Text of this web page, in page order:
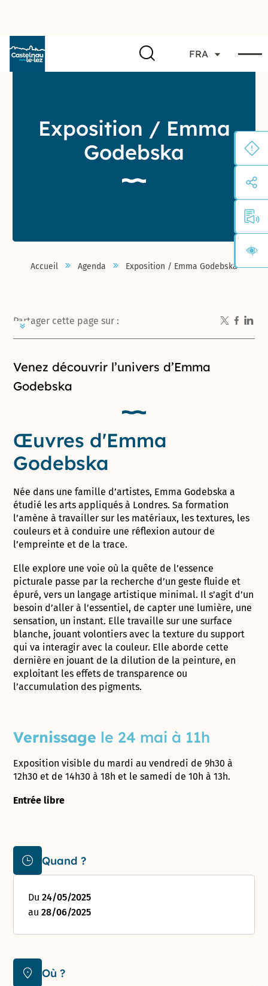
FRA
Exposition / Emma
Godebska
Accueil Agenda Exposition / Emma Godebska
Quand ?
Du24/05/2025
au28/06/2025
Où ?
Partager cette page sur :
Introduction de la page
Venez découvrir l’univers d’Emma
Godebska
Œuvres d'Emma
Godebska
Née dans une famille d’artistes, Emma Godebska a
étudié les arts appliqués à Londres. Sa formation
l’amène à travailler sur les matériaux, les textures, les
couleurs et à conduire une réflexion autour de
l’empreinte et de la trace.
Elle explore une voie où la quête de l’essence
picturale passe par la recherche d’un geste fluide et
épuré, vers un langage artistique minimal. Il s’agit d’un
besoin d’aller à l’essentiel, de capter une lumière, une
sensation, un instant. Elle travaille sur une surface
blanche, jouant volontiers avec la texture du support
qui va interagir avec la couleur. Elle aborde cette
dernière en jouant de la dilution de la peinture, en
exploitant les effets de transparence ou
l’accumulation des pigments.
Vernissage le 24 mai à 11h
Exposition visible du mardi au vendredi de 9h30 à
12h30 et de 14h30 à 18h et le samedi de 10h à 13h.
Entrée libre